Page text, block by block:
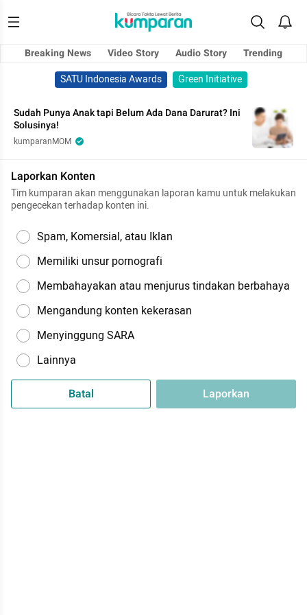
Breaking News Video Story Audio Story
Trending
SATU Indonesia Awards
Green Initiative
Sudah Punya Anak tapi Belum Ada Dana Darurat? Ini
Solusinya!
kumparanMOM
Laporkan Konten
Tim kumparan akan menggunakan laporan kamu untuk melakukan
pengecekan terhadap konten ini.
Spam, Komersial, atau Iklan
Memiliki unsur pornografi
Membahayakan atau menjurus tindakan berbahaya
Mengandung konten kekerasan
Menyinggung SARA
Lainnya
Batal Laporkan